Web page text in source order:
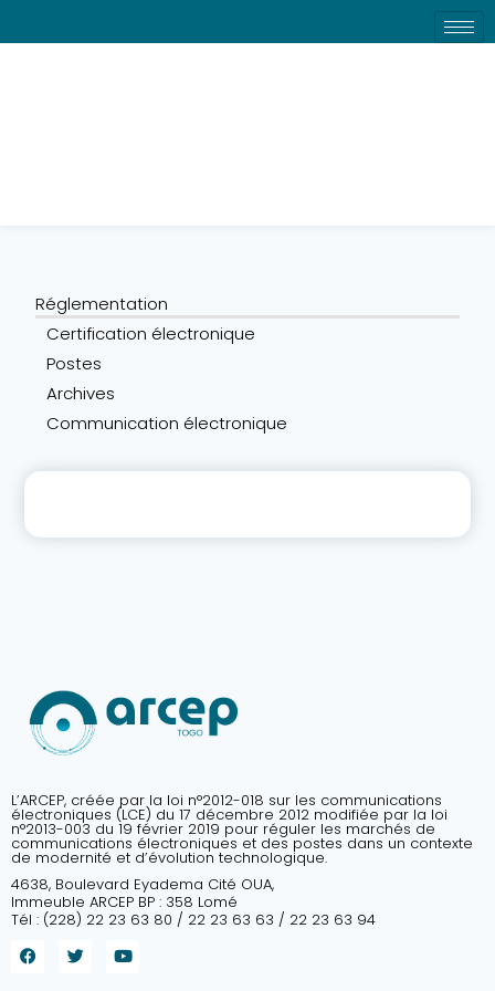
Réglementation
Certification électronique
Postes
Archives
Communication électronique
L’ARCEP, créée par la loi n°2012-018 sur les communications
électroniques (LCE) du 17 décembre 2012 modifiée par la loi
n°2013-003 du 19 février 2019 pour réguler les marchés de
communications électroniques et des postes dans un contexte
de modernité et d’évolution technologique.
4638, Boulevard Eyadema Cité OUA,
Immeuble ARCEP BP : 358 Lomé
Tél : (228) 22 23 63 80 / 22 23 63 63 / 22 23 63 94